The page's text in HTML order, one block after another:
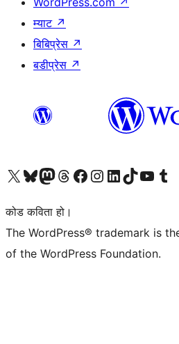
म्याट ↗
बिबिप्रेस ↗
बडीप्रेस ↗
हाम्रो X (पहिले ट्विटर) खातामा जानुहोस्
हाम्रो Bluesky खाता भ्रमण गर्नुहोस्
हाम्रो म्यास्टोडन खाता भ्रमण गर्नुहोस्
हाम्रो थ्रेड्स खातामा जानुहोस्
हाम्रो फेसबुक पेजमा जानुहोस्
हाम्रो इन्स्टाग्राम खातामा जानुहोस्
हाम्रो लिङ्क्डइन खातामा जानुहोस्
हाम्रो TikTok खाता भ्रमण गर्नुहोस्
हाम्रो युट्युब च्यानलमा जानुहोस्
हाम्रो टम्बलर खाता
कोड कविता हो।
The WordPress® trademark is
of the WordPress Foundation.